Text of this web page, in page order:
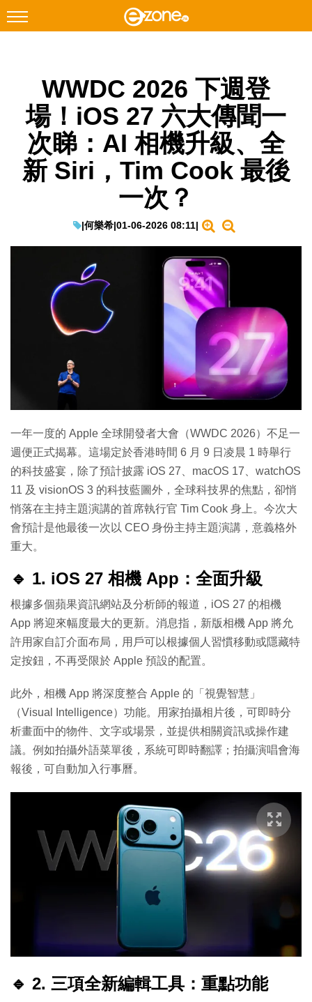
Facebook Instagram
科技焦點
網絡生活
遊戲動漫
IT Times
生成式AI與雲端應用
Enterprise Digital Transformation
WWDC 2026 下週登
場！iOS 27 六大傳聞一
次睇：AI 相機升級、全
新 Siri，Tim Cook 最後
一次？
|何樂希|01-06-2026 08:11|
一年一度的 Apple 全球開發者大會（WWDC 2026）不足一
週便正式揭幕。這場定於香港時間 6 月 9 日凌晨 1 時舉行
的科技盛宴，除了預計披露 iOS 27、macOS 17、watchOS
11 及 visionOS 3 的科技藍圖外，全球科技界的焦點，卻悄
悄落在主持主題演講的首席執行官 Tim Cook 身上。今次大
會預計是他最後一次以 CEO 身份主持主題演講，意義格外
重大。
🔹 1. iOS 27 相機 App：全面升級
根據多個蘋果資訊網站及分析師的報道，iOS 27 的相機
App 將迎來幅度最大的更新。消息指，新版相機 App 將允
許用家自訂介面布局，用戶可以根據個人習慣移動或隱藏特
定按鈕，不再受限於 Apple 預設的配置。
此外，相機 App 將深度整合 Apple 的「視覺智慧」
（Visual Intelligence）功能。用家拍攝相片後，可即時分
析畫面中的物件、文字或場景，並提供相關資訊或操作建
議。例如拍攝外語菜單後，系統可即時翻譯；拍攝演唱會海
報後，可自動加入行事曆。
🔹 2. 三項全新編輯工具：重點功能